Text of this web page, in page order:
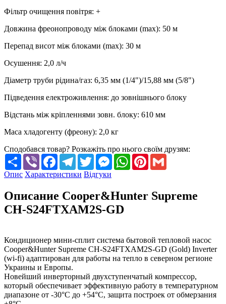
Фільтр очищення повітря: +
Довжина фреонопроводу між блоками (max): 50 м
Перепад висот між блоками (max): 30 м
Осушення: 2,0 л/ч
Діаметр труби рідина/газ: 6,35 мм (1/4")/15,88 мм (5/8")
Підведення електроживлення: до зовнішнього блоку
Відстань між кріпленнями зовн. блоку: 610 мм
Маса хладогенту (фреону): 2,0 кг
Сподобався товар? Розкажіть про нього своїм друзям:
Share Viber FacebookTelegramTwitterMessengerWhatsApp
Pinterest
Опис Характеристики Відгуки
Описание Cooper&Hunter Supreme
CH-S24FTXAM2S-GD
Кондиционер мини-сплит система бытовой тепловой насос
Cooper&Hunter Supreme CH-S24FTXAM2S-GD (Gold) Inverter
(wi-fi) адаптирован для работы на тепло в северном регионе
Украины и Европы.
Новейший инверторный двухступенчатый компрессор,
который обеспечивает эффективную работу в температурном
диапазоне от -30°С до +54°C, защита построек от обмерзания